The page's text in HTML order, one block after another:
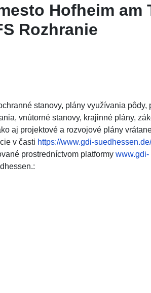
Hofheim
Rozhranie
stanovy, plány využívania pôdy,
vnútorné stanovy, krajinné plány,
aj projektové a rozvojové plány
v časti https://www.gdi-
prostredníctvom platformy www.gdi-